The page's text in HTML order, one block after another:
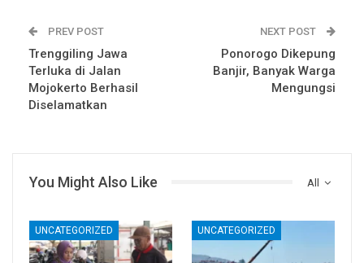
PREV POST
Trenggiling Jawa
Terluka di Jalan
Mojokerto Berhasil
Diselamatkan
NEXT POST
Ponorogo Dikepung
Banjir, Banyak Warga
Mengungsi
All
You Might Also Like
UNCATEGORIZED UNCATEGORIZED